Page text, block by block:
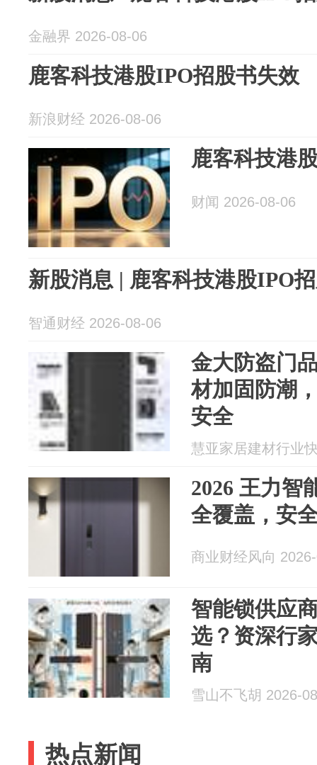
金融界 2026-08-06
鹿客科技港股IPO招股书失效
新浪财经 2026-08-06
鹿客科技港
财闻 2026-08-06
新股消息 | 鹿客科技港股IPO
智通财经 2026-08-06
金大防盗门
材加固防潮
安全
慧亚家居建材行业
2026 王力智
全覆盖，安
商业财经风向
智能锁供应
选？资深行
南
雪山不飞胡 2026-
热点新闻